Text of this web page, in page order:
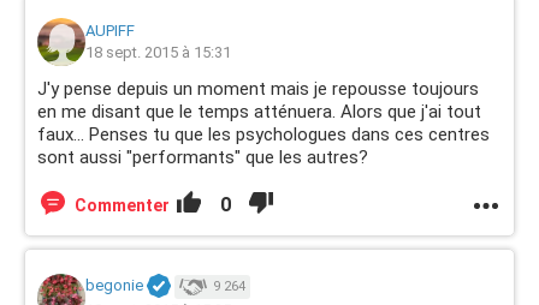
AUPIFF
18 sept. 2015 à 15:31
J'y pense depuis un moment mais je repousse toujours
en me disant que le temps atténuera. Alors que j'ai tout
faux... Penses tu que les psychologues dans ces centres
sont aussi "performants" que les autres?
Commenter 0
begonie 9 264